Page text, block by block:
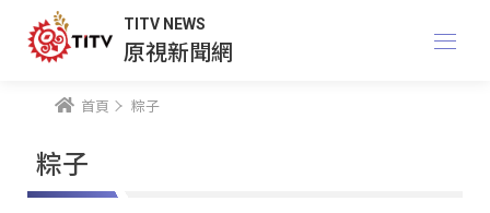
TITV NEWS
原視新聞網
首頁 粽子
粽子